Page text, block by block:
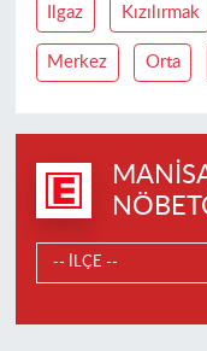
Ilgaz Kızılırmak
Merkez Orta